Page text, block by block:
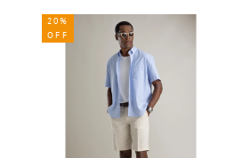
20%
OFF